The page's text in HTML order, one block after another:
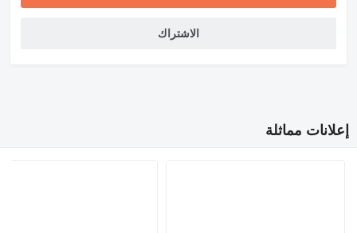
الاشتراك
إعلانات مماثلة